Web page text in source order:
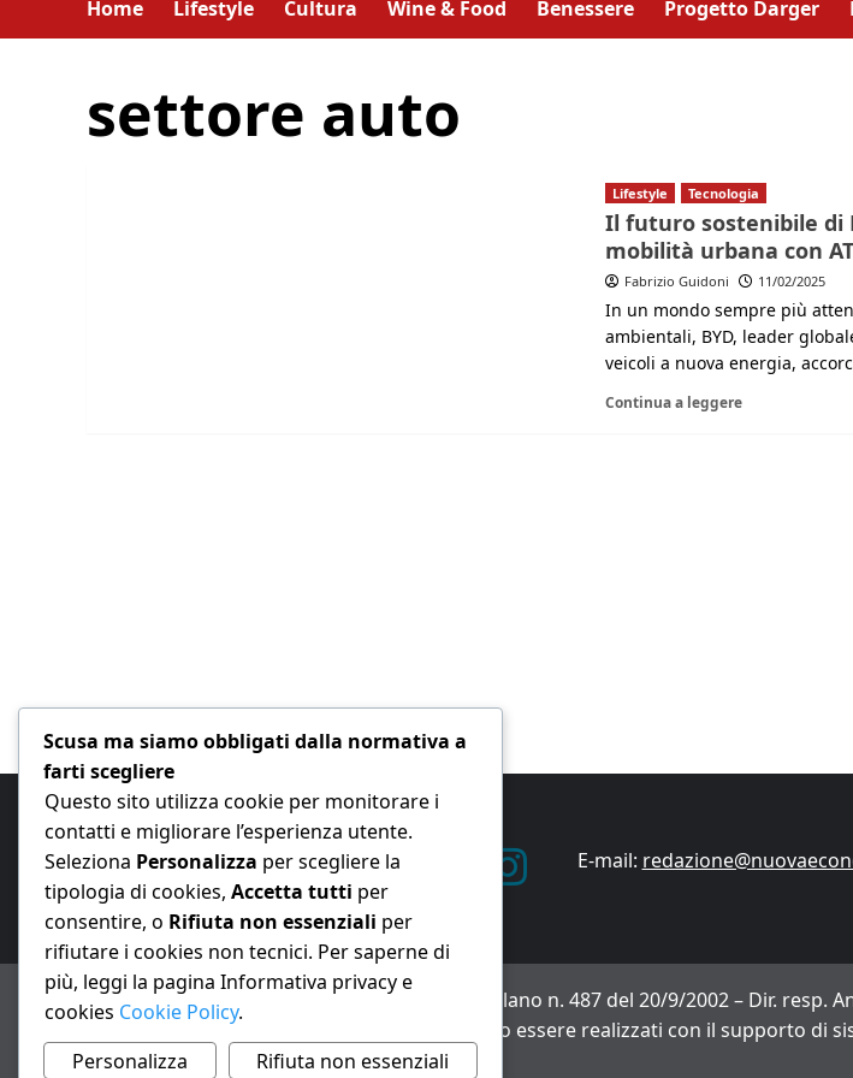
Home Lifestyle Cultura Wine & Food Benessere Progetto Darger
settore auto
Lifestyle Tecnologia
Il futuro sostenibile di
mobilità urbana con
Fabrizio Guidoni 11/02/2025
In un mondo sempre più
ambientali, BYD, leader
veicoli a nuova energia,
Continua a leggere
E-mail:
ANNO XXIII – Testata giornalistica reg. Trib. Milano n. 487 del 20/9/2002 – Dir. resp.
Avviso IA: alcuni articoli di questo sito possono essere realizzati con il supporto
Informativa privacy e cookie
Scusa ma siamo obbligati dalla normativa a
farti scegliere
Questo sito utilizza cookie per monitorare i
contatti e migliorare l’esperienza utente.
Seleziona Personalizza per scegliere la
tipologia di cookies, Accetta tutti per
consentire, o Rifiuta non essenziali per
rifiutare i cookies non tecnici. Per saperne di
più, leggi la pagina Informativa privacy e
cookies Cookie Policy.
Personalizza
Rifiuta non essenziali